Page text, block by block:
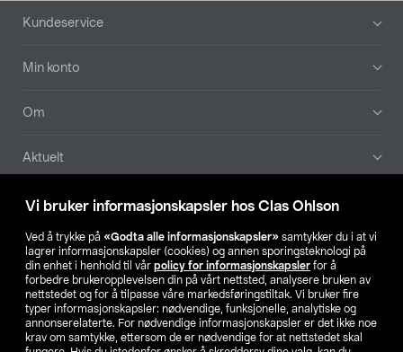
Vi bruker informasjonskapsler hos Clas Ohlson
Ved å trykke på «Godta alle informasjonskapsler» samtykker du i at vi
lagrer informasjonskapsler (cookies) og annen sporingsteknologi på
din enhet i henhold til vår policy for informasjonskapsler for å
forbedre brukeropplevelsen din på vårt nettsted, analysere bruken av
nettstedet og for å tilpasse våre markedsføringstiltak. Vi bruker fire
typer informasjonskapsler: nødvendige, funksjonelle, analytiske og
annonserelaterte. For nødvendige informasjonskapsler er det ikke noe
krav om samtykke, ettersom de er nødvendige for at nettstedet skal
Bunntekst
Kundeservice
Min konto
Om
Aktuelt
Våre selskaper
Finn din butikk
SE NO FI